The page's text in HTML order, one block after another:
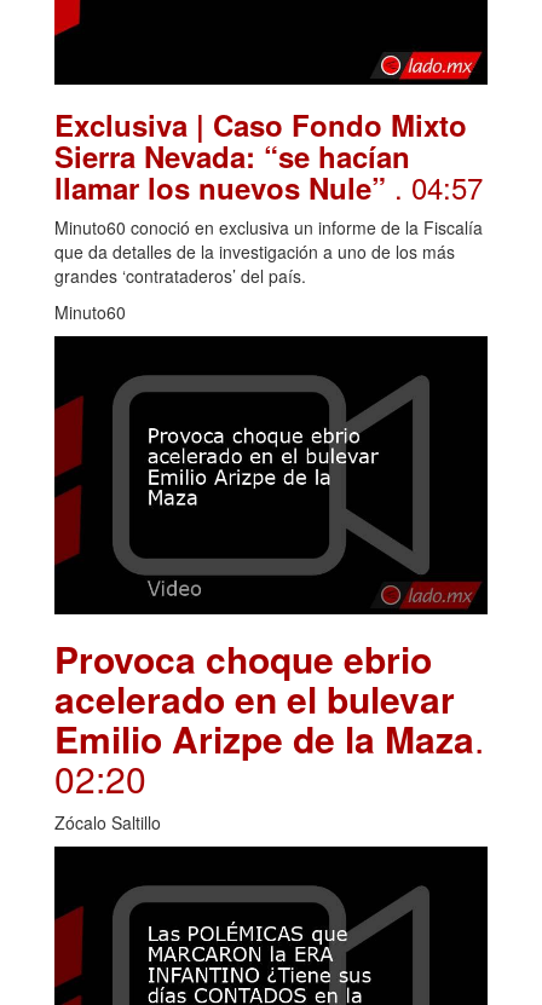
Exclusiva | Caso Fondo Mixto
Sierra Nevada: “se hacían
llamar los nuevos Nule” . 04:57
Minuto60 conoció en exclusiva un informe de la Fiscalía
que da detalles de la investigación a uno de los más
grandes ‘contrataderos’ del país.
Minuto60
Provoca choque ebrio
acelerado en el bulevar
Emilio Arizpe de la Maza.
02:20
Zócalo Saltillo